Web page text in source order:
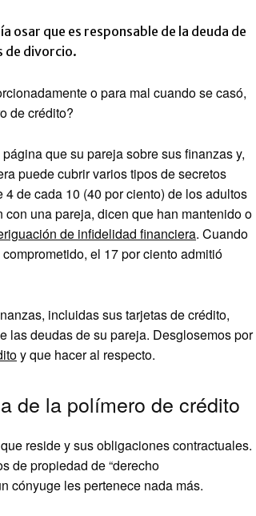
osar que es responsable de la deuda de
de divorcio.
o para mal cuando se casó,
de crédito?
que su pareja sobre sus finanzas y,
puede cubrir varios tipos de secretos
de cada 10 (40 por ciento) de los adultos
una pareja, dicen que han mantenido o
de infidelidad financiera. Cuando
el 17 por ciento admitió
incluidas sus tarjetas de crédito,
las deudas de su pareja. Desglosemos por
y que hacer al respecto.
de la polímero de crédito
reside y sus obligaciones contractuales.
de propiedad de “derecho
cónyuge les pertenece nada más.